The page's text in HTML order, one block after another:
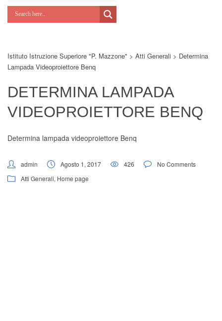
Lab Green
Potenziamoci
Istituto Istruzione Superiore "P. Mazzone" > Atti Generali > Determina
Lampada Videoproiettore Benq
DETERMINA LAMPADA
VIDEOPROIETTORE BENQ
Determina lampada videoproiettore Benq
admin Agosto 1, 2017 426
No Comments
Atti Generali, Home page